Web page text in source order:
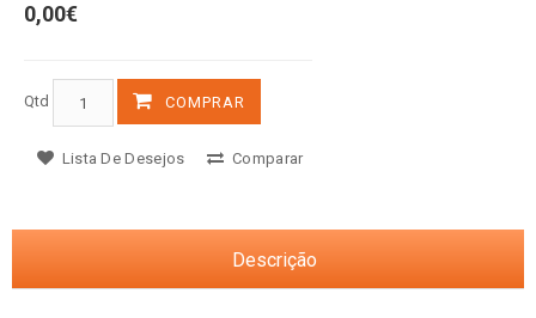
0,00€
Qtd COMPRAR
Lista De Desejos Comparar
Descrição